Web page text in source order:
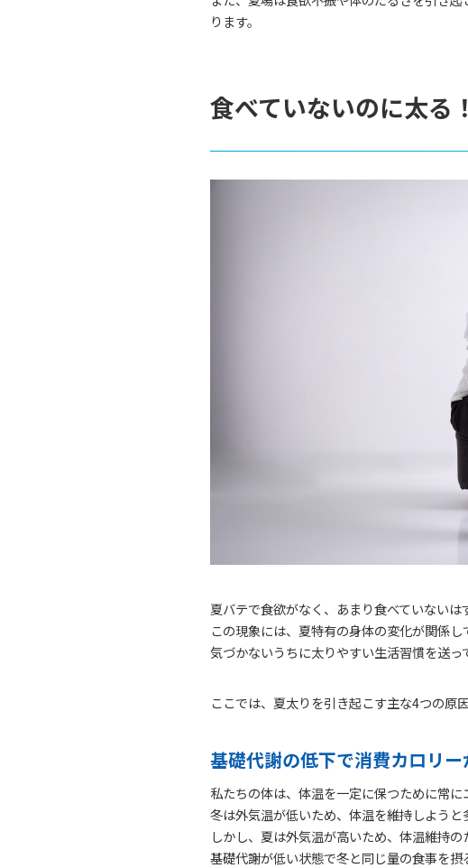
ります。
食べていないのに太る
夏バテで食欲がなく、あまり食べていない
この現象には、夏特有の身体の変化が関係し
気づかないうちに太りやすい生活習慣を送
ここでは、夏太りを引き起こす主な4つの原
基礎代謝の低下で消費カロリー
私たちの体は、体温を一定に保つために常に
冬は外気温が低いため、体温を維持しようと
しかし、夏は外気温が高いため、体温維持
基礎代謝が低い状態で冬と同じ量の食事を